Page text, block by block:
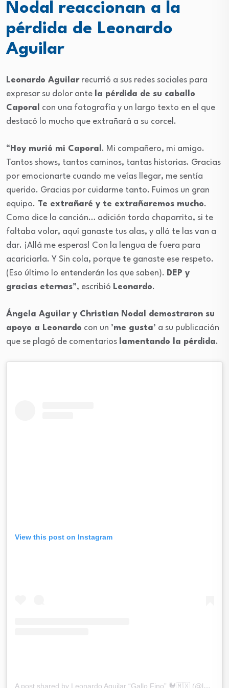
Nodal reaccionan a la
pérdida de Leonardo
Aguilar
Leonardo Aguilarrecurrió a sus redes sociales para
expresar su dolor ante la pérdida de su caballo
Caporal
con una fotografía y un largo texto en el que
destacó lo mucho que extrañará a su corcel.
“ Hoy murió mi Caporal . Mi compañero, mi amigo.
Tantos shows, tantos caminos, tantas historias. Gracias
por emocionarte cuando me veías llegar, me sentía
querido. Gracias por cuidarme tanto. Fuimos un gran
equipo. Te extrañaré y te extrañaremos mucho.
Como dice la canción… adición tordo chaparrito, si te
faltaba volar, aquí ganaste tus alas, y allá te las van a
dar. ¡Allá me esperas! Con la lengua de fuera para
acariciarla. Y Sin cola, porque te ganaste ese respeto.
(Eso último lo entenderán los que saben). DEP y
gracias eternas”, escribió Leonardo.
Ángela Aguilar y Christian Nodal demostraron su
apoyo a Leonardo con un ’me gusta’ a su publicación
que se plagó de comentarios lamentando la pérdida.
View this post on Instagram
A post shared by Leonardo Aguilar “Gallo Fino” 🐓🇲🇽 (@leonardoaguilaroficial)